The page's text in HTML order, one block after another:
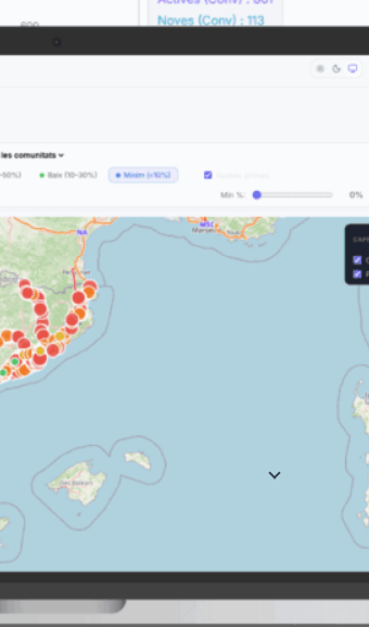
Anàlisi per
amb més
obres o risc de
Evolució
nombre de
per detectar
millores en el
Ideal per a: